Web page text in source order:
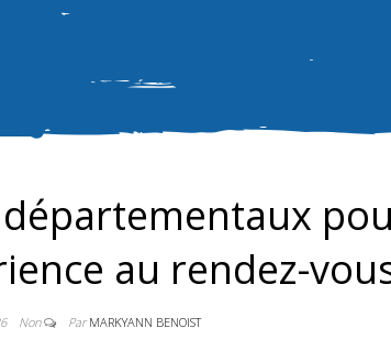
au rendez-
Non ParMARKYANN BENOIST